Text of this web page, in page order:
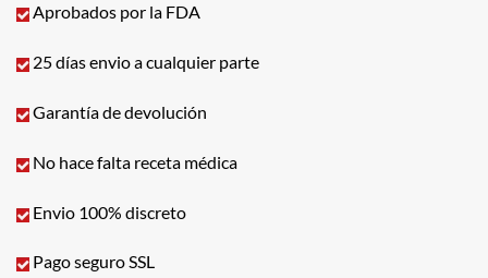
Aprobados por la FDA
25 días envio a cualquier parte
Garantía de devolución
No hace falta receta médica
Envio 100% discreto
Pago seguro SSL